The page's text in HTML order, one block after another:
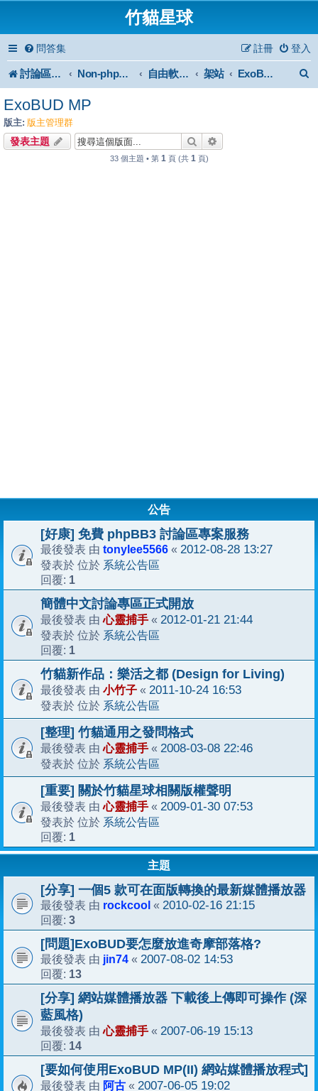
竹貓星球
問答集 登入
註冊
討論區首頁 Non-phpBB specific 自由軟體或免費軟體 架站 ExoBUD MP
ExoBUD MP
版主: 版主管理群
發表主題 搜尋
33 個主題 • 第 1 頁 (共 1 頁)
公告
[好康] 免費 phpBB3 討論區專案服務
最後發表 由 tonylee5566 « 2012-08-28 13:27
發表於 位於 系統公告區
回覆: 1
簡體中文討論專區正式開放
最後發表 由心靈捕手 « 2012-01-21 21:44
發表於 位於 系統公告區
回覆: 1
竹貓新作品：樂活之都 (Design for Living)
最後發表 由 小竹子 « 2011-10-24 16:53
發表於 位於 系統公告區
[整理] 竹貓通用之發問格式
最後發表 由心靈捕手 « 2008-03-08 22:46
發表於 位於 系統公告區
[重要] 關於竹貓星球相關版權聲明
最後發表 由心靈捕手 « 2009-01-30 07:53
發表於 位於 系統公告區
回覆: 1
主題
[分享] 一個5 款可在面版轉換的最新媒體播放器
最後發表 由 rockcool « 2010-02-16 21:15
回覆: 3
[問題]ExoBUD要怎麼放進奇摩部落格?
最後發表 由 jin74 « 2007-08-02 14:53
回覆: 13
[分享] 網站媒體播放器 下載後上傳即可操作 (深
藍風格)
最後發表 由心靈捕手 « 2007-06-19 15:13
回覆: 14
[要如何使用ExoBUD MP(II) 網站媒體播放程式]
最後發表 由 阿古 « 2007-06-05 19:02